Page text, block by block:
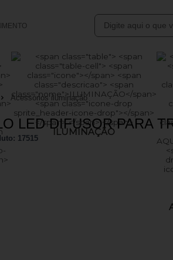
0152
Central de AjudaILUMINAÇÃO
Acessórios iluminação
LED DIFUSOR PARA
17515